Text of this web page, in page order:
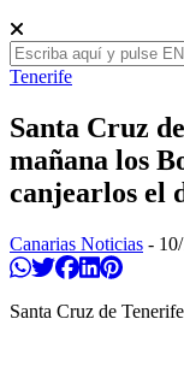
Tenerife
Santa Cruz
mañana los
canjearlos el
Canarias Noticias -
Compartir en
Twittear
Compartir en
Compartir
Santa Cruz de